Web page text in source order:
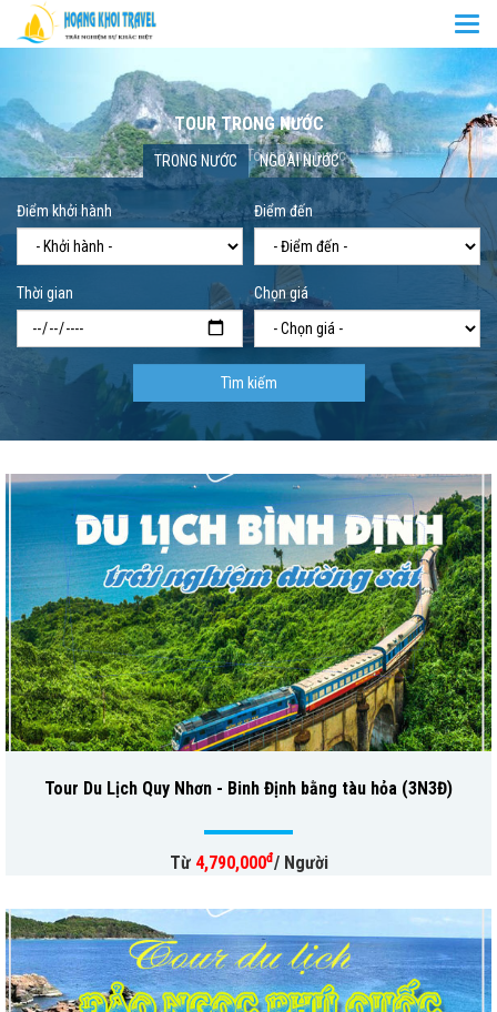
TOUR TRONG NƯỚC
Trang chủ Tour trong nước
TRONG NƯỚC NGOÀI NƯỚC
Điểm khởi hành Điểm đến
Thời gian Chọn giá
Tìm kiếm
Tour Du Lịch Quy Nhơn - Binh Định bằng tàu hỏa (3N3Đ)
Từ 4,790,000đ/ Người